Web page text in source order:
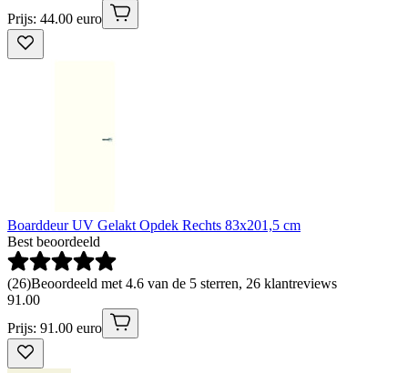
Prijs: 44.00 euro
Boarddeur UV Gelakt Opdek Rechts 83x201,5 cm
Best beoordeeld
(26)Beoordeeld met 4.6 van de 5 sterren, 26 klantreviews
91 .00
Prijs: 91.00 euro